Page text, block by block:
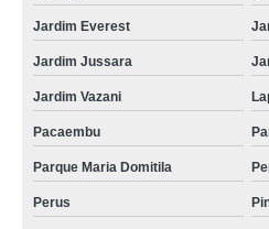
Jardim Everest
Jardim Jussara
Jardim Vazani
Pacaembu
Parque Maria Domitila
Perus